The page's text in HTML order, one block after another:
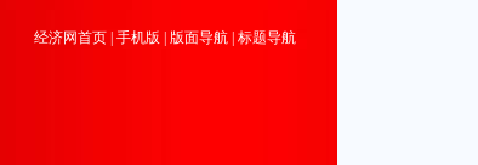
经济网首页 手机版 版面导航 标题导航